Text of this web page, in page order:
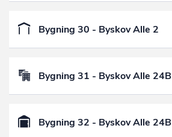
Bygning 30 - Byskov Alle 2
Bygning 31 - Byskov Alle 24B
Bygning 32 - Byskov Alle 24B